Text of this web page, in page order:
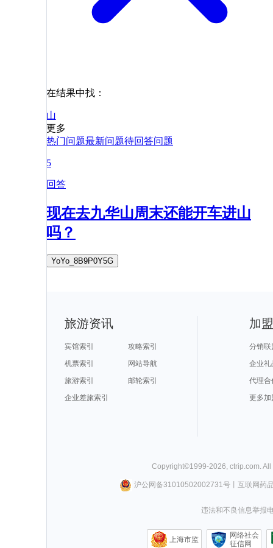
在结果中找：
山
更多
热门问题最新问题待回答问题
5
回答
现在去九华山周末还能开车进山
吗？
YoYo_8B9P0Y5G
旅游资讯
宾馆索引
攻略索引
机票索引
网站导航
旅游索引
邮轮索引
企业差旅索引
加
分销联
企业礼
代理合
更多加
Copyright©1999-2026 ctrip.com .
沪公网备31010502002731号丨 互联网药
违法和不良信息举报
上海市监
网络社会
征信网